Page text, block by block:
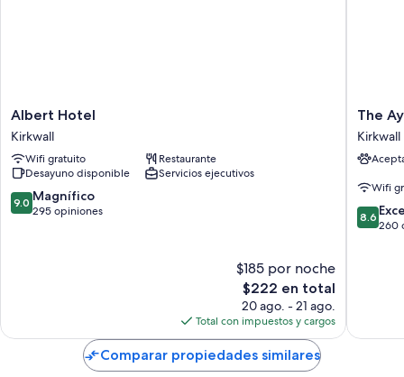
Albert
Hotel
Kirkwall
Albert Hotel
Kirkwall
Wifi gratuito
Restaurante
Desayuno disponible
Servicios ejecutivos
9.0
de
9.0 Magnífico
295 opiniones
$185 por noche
El
precio
actual
es
de
$222
$222 en total
20 ago. - 21 ago.
Total con impuestos y cargos
The
Ayre
Hotel
Kirkwall
The
Kirkwall
Wifi
8.6
de
8.6
260
Comparar propiedades similares